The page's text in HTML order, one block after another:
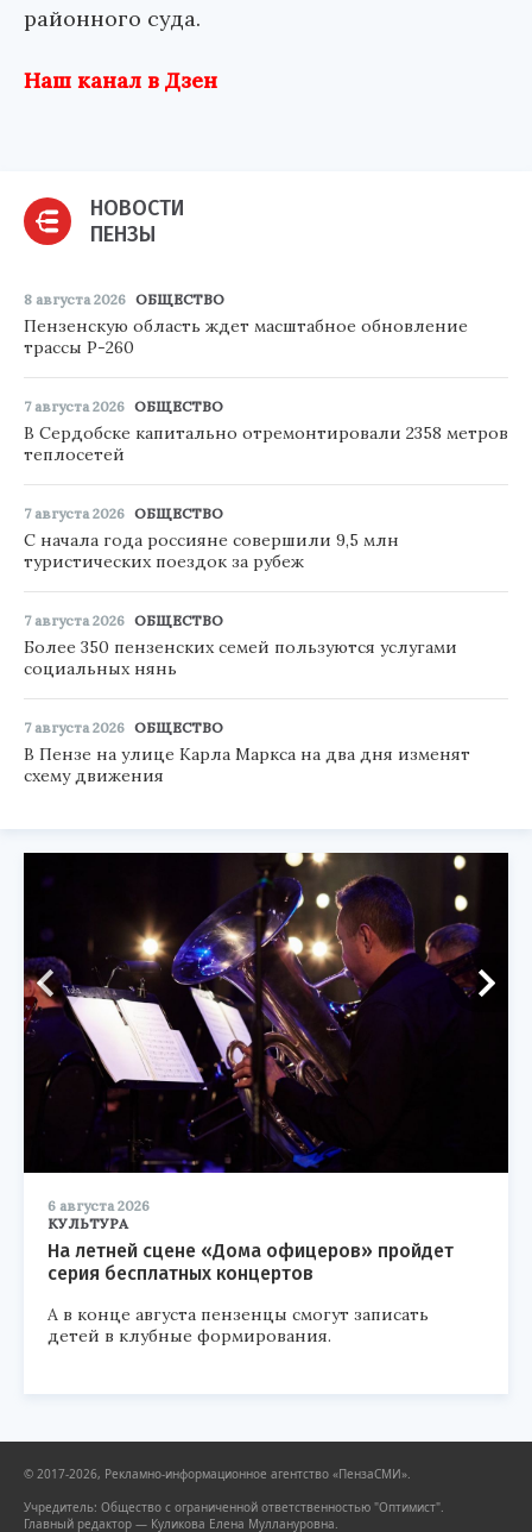
районного суда.
Наш канал в Дзен
НОВОСТИ
ПЕНЗЫ
8 августа 2026 ОБЩЕСТВО
Пензенскую область ждет масштабное обновление
трассы Р-260
7 августа 2026 ОБЩЕСТВО
В Сердобске капитально отремонтировали 2358 метров
теплосетей
7 августа 2026 ОБЩЕСТВО
С начала года россияне совершили 9,5 млн
туристических поездок за рубеж
7 августа 2026 ОБЩЕСТВО
Более 350 пензенских семей пользуются услугами
социальных нянь
7 августа 2026 ОБЩЕСТВО
В Пензе на улице Карла Маркса на два дня изменят
схему движения
6 августа 2026
КУЛЬТУРА
На летней сцене «Дома офицеров» пройдет
серия бесплатных концертов
А в конце августа пензенцы смогут записать
детей в клубные формирования.
© 2017-2026, Рекламно-информационное агентство «ПензаСМИ».
Учредитель: Общество с ограниченной ответственностью "Оптимист".
Главный редактор — Куликова Елена Муллануровна.